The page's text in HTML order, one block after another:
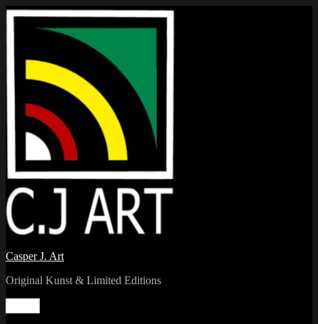
Videre
Casper J. Art
Original Kunst & Limited Editions